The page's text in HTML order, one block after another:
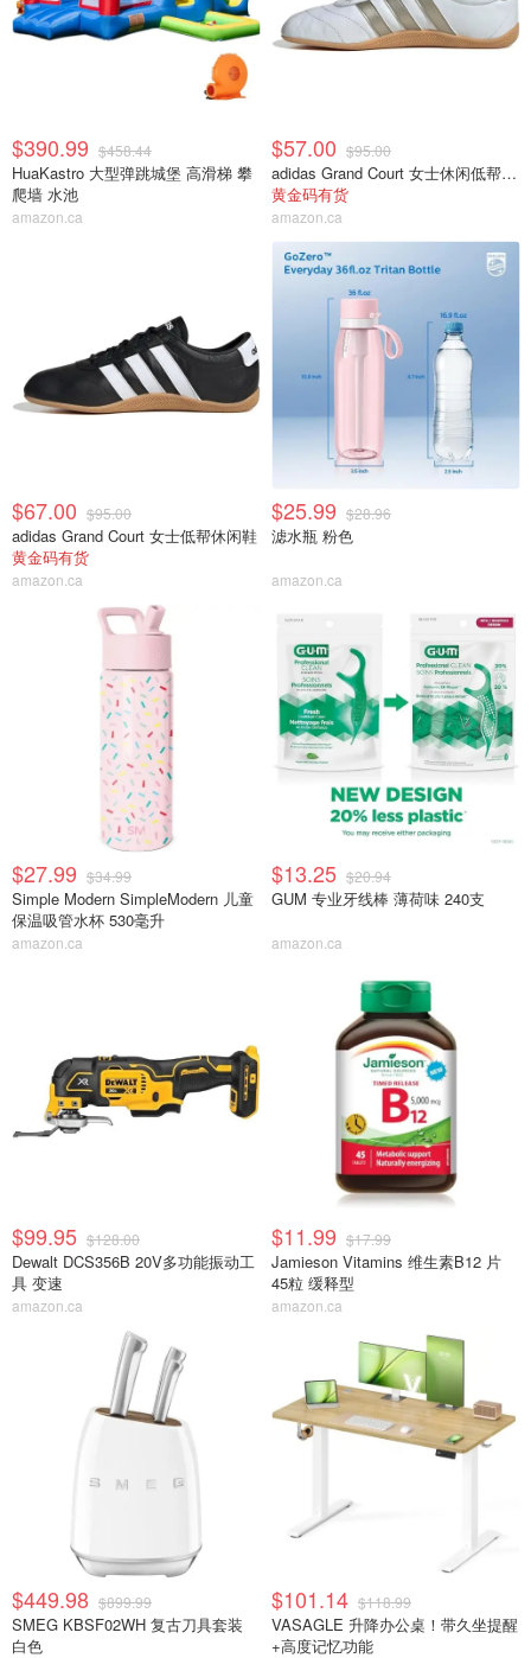
$390.99 $458.44
HuaKastro 大型弹跳城堡 高滑梯 攀
爬墙 水池
amazon.ca
$57.00 $95.00
adidas Grand Court 女士休闲低帮运动鞋
黄金码有货
amazon.ca
$67.00 $95.00
adidas Grand Court 女士低帮休闲鞋
黄金码有货
amazon.ca
$25.99 $28.96
滤水瓶 粉色
amazon.ca
$27.99 $34.99
Simple Modern SimpleModern 儿童
保温吸管水杯 530毫升
amazon.ca
$13.25 $20.94
GUM 专业牙线棒 薄荷味 240支
amazon.ca
$99.95 $128.00
Dewalt DCS356B 20V多功能振动工
具 变速
amazon.ca
$11.99 $17.99
Jamieson Vitamins 维生素B12 片
45粒 缓释型
amazon.ca
$449.98 $899.99
SMEG KBSF02WH 复古刀具套装
白色
$101.14 $118.99
VASAGLE 升降办公桌！带久坐提醒
+高度记忆功能